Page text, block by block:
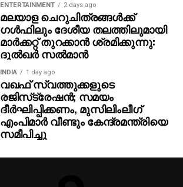
ENTERTAINMENT 2 days ago
മലയാള ചെറുചിത്രങ്ങള്‍ക്ക്
ഗള്‍ഫിലും ദേശീയ തലത്തിലുമായി
മാര്‍ക്കറ്റ് തുറക്കാന്‍ ശ്രമിക്കുന്നു:
ദുല്‍ഖര്‍ സല്‍മാന്‍
INDIA 1 day ago
വഖഫ് സ്വത്തുക്കളുടെ
രജിസ്‌ട്രേഷന്‍; സമയം
ദീര്‍ഘിപ്പിക്കണം, മുസിലിംലീഗ്
എംപിമാര്‍ വീണ്ടും കേന്ദ്രമന്ത്രിയെ
സമീപിച്ചു